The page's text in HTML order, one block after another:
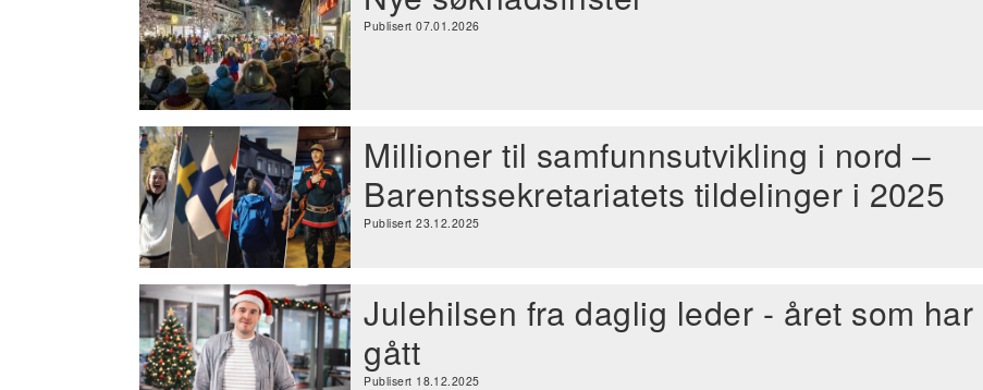
Publisert 07.01.2026
Millioner til samfunnsutvikling i nord –
Barentssekretariatets tildelinger i 2025
Publisert 23.12.2025
Julehilsen fra daglig leder - året som har
gått
Publisert 18.12.2025